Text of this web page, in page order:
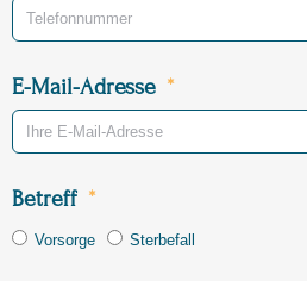
E-Mail-Adresse
Betreff
Vorsorge Sterbefall